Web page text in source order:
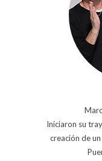
Iniciaron su
creación de